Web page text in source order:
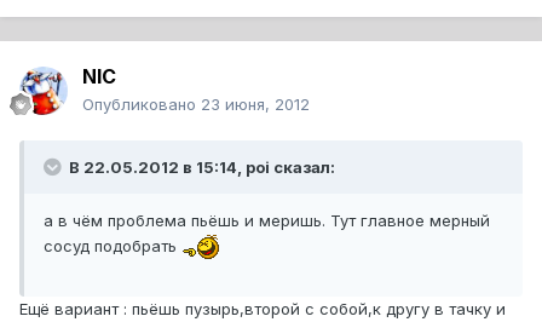
NIC
Опубликовано 23 июня, 2012
В 22.05.2012 в 15:14, poi сказал:
а в чём проблема пьёшь и меришь. Тут главное мерный
сосуд подобрать
Ещё вариант : пьёшь пузырь,второй с собой,к другу в тачку и